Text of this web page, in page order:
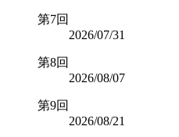
第7回
2026/07/31
第8回
2026/08/07
第9回
2026/08/21